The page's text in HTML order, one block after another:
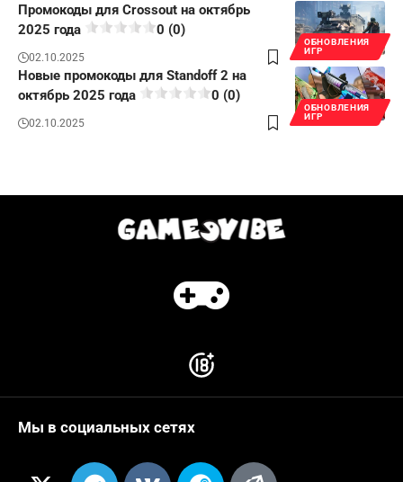
ОБНОВЛЕНИЯ
ИГР
Промокоды для Crossout на октябрь
2025 года
0 (0)
02.10.2025
ОБНОВЛЕНИЯ
ИГР
Новые промокоды для Standoff 2 на
октябрь 2025 года
0 (0)
02.10.2025
Мы в социальных сетях